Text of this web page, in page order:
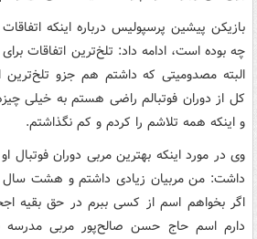
بازیکن پیشین پرسپولیس درباره اینکه
چه بوده است، ادامه داد: تلخ‌ترین اتفاقات
البته مصدومیتی که داشتم هم جزو تلخ‌ترین
کل از دوران فوتبالم راضی هستم به خیلی
و اینکه همه تلاشم را کردم و کم نگذاشتم.
وی در مورد اینکه بهترین مربی دوران
داشت: من مربیان زیادی داشتم و هشت سال
اگر بخواهم اسم از کسی ببرم در حق بقیه
دارم اسم حاج حسن صالح‌پور مربی مدرسه